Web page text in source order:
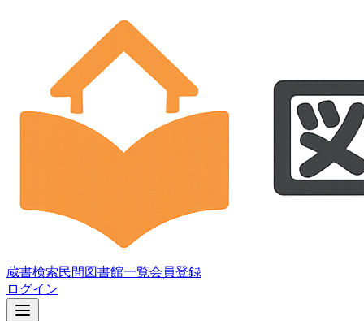
蔵書検索民間図書館一覧会員登録
ログイン